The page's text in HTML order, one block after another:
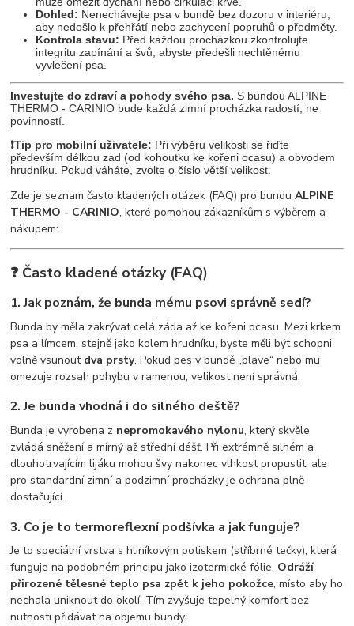
Dohled: Nenechávejte psa v bundě bez dozoru v interiéru,
aby nedošlo k přehřátí nebo zachycení popruhů o předměty.
Kontrola stavu: Před každou procházkou zkontrolujte
integritu zapínání a švů, abyste předešli nechtěnému
vyvlečení psa.
Investujte do zdraví a pohody svého psa. S bundou ALPINE
THERMO - CARINIO bude každá zimní procházka radostí, ne
povinností.
❗Tip pro mobilní uživatele: Při výběru velikosti se řiďte
především délkou zad (od kohoutku ke kořeni ocasu) a obvodem
hrudníku. Pokud váháte, zvolte o číslo větší velikost.
Zde je seznam často kladených otázek (FAQ) pro bunduALPINE
THERMO - CARINIO, které pomohou zákazníkům s výběrem a
nákupem:
❓ Často kladené otázky (FAQ)
1. Jak poznám, že bunda mému psovi správně sedí?
Bunda by měla zakrývat celá záda až ke kořeni ocasu. Mezi krkem
psa a límcem, stejně jako kolem hrudníku, byste měli být schopni
volně vsunout dva prsty. Pokud pes v bundě „plave“ nebo mu
omezuje rozsah pohybu v ramenou, velikost není správná.
2. Je bunda vhodná i do silného deště?
Bunda je vyrobena z nepromokavého nylonu, který skvěle
zvládá sněžení a mírný až střední déšť. Při extrémně silném a
dlouhotrvajícím lijáku mohou švy nakonec vlhkost propustit, ale
pro standardní zimní a podzimní procházky je ochrana plně
dostačující.
3. Co je to termoreflexní podšívka a jak funguje?
Je to speciální vrstva s hliníkovým potiskem (stříbrné tečky), která
funguje na podobném principu jako izotermické fólie. Odráží
přirozené tělesné teplo psa zpět k jeho pokožce, místo aby ho
nechala uniknout do okolí. Tím zvyšuje tepelný komfort bez
nutnosti přidávat na objemu bundy.